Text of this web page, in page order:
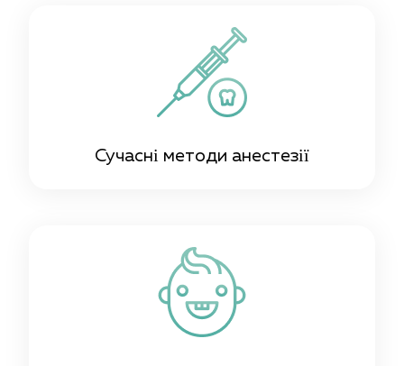
Сучасні методи анестезії